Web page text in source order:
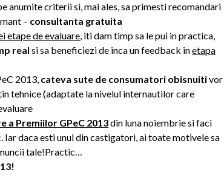
anumite criterii si, mai ales, sa primesti recomandari
– consultanta gratuita
etape de evaluare, iti dam timp sa le pui in practica,
real si sa beneficiezi de inca un feedback inetapa
2013, cateva sute de consumatori obisnuitivor
tehnice (adaptate la nivelul internautilor care
a Premiilor GPeC 2013din luna noiembrie si faci
daca esti unul din castigatori, ai toate motivele sa
tale!Practic…